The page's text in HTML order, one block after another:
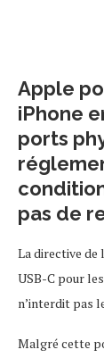
Apple
iPhone
ports
pas de
La directive de
USB-C pour
n’interdit pas
Malgré cette